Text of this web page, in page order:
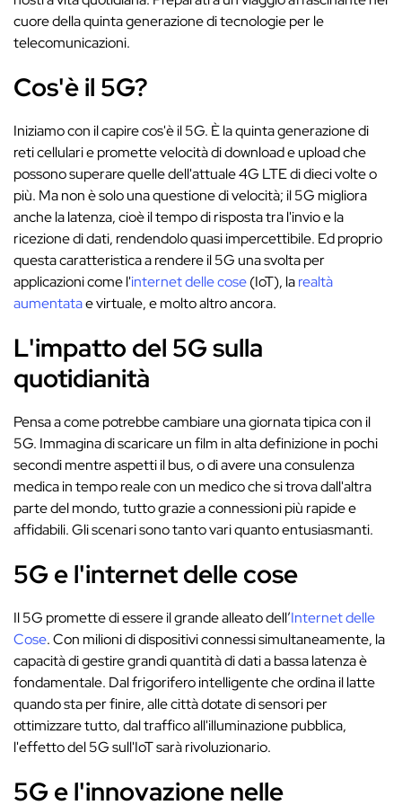
cuore della quinta generazione di tecnologie per le
telecomunicazioni.
Cos'è il 5G?
Iniziamo con il capire cos'è il 5G. È la quinta generazione di
reti cellulari e promette velocità di download e upload che
possono superare quelle dell'attuale 4G LTE di dieci volte o
più. Ma non è solo una questione di velocità; il 5G migliora
anche la latenza, cioè il tempo di risposta tra l'invio e la
ricezione di dati, rendendolo quasi impercettibile. Ed proprio
questa caratteristica a rendere il 5G una svolta per
applicazioni come l'internet delle cose(IoT), larealtà
aumentatae virtuale, e molto altro ancora.
L'impatto del 5G sulla
quotidianità
Pensa a come potrebbe cambiare una giornata tipica con il
5G. Immagina di scaricare un film in alta definizione in pochi
secondi mentre aspetti il bus, o di avere una consulenza
medica in tempo reale con un medico che si trova dall'altra
parte del mondo, tutto grazie a connessioni più rapide e
affidabili. Gli scenari sono tanto vari quanto entusiasmanti.
5G e l'internet delle cose
Il 5G promette di essere il grande alleato dell’Internet delle
Cose. Con milioni di dispositivi connessi simultaneamente, la
capacità di gestire grandi quantità di dati a bassa latenza è
fondamentale. Dal frigorifero intelligente che ordina il latte
quando sta per finire, alle città dotate di sensori per
ottimizzare tutto, dal traffico all'illuminazione pubblica,
l'effetto del 5G sull'IoT sarà rivoluzionario.
5G e l'innovazione nelle